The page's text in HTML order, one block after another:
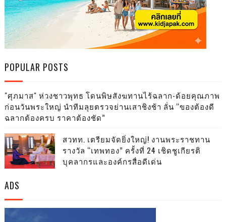
POPULAR POSTS
"ศุภมาส" ห่วงชาวพุทธ โดนพิษสังฆทานไร้ฉลาก-ด้อยคุณภาพ
ก่อนวันพระใหญ่ นำทีมลุยตรวจย่านเสาชิงช้า ลั่น “ของต้องดี
ฉลากต้องครบ ราคาต้องชัด”
สวทท. เตรียมจัดยิ่งใหญ่! งานพระราชทาน
รางวัล “เทพทอง” ครั้งที่ 24 เชิดชูเกียรติ
บุคลากรและองค์กรสื่อดีเด่น
ADS